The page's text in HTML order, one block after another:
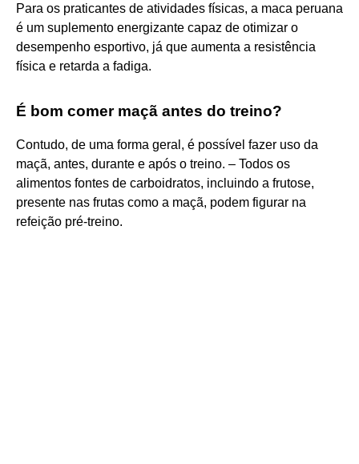
Para os praticantes de atividades físicas, a maca peruana
é um suplemento energizante capaz de otimizar o
desempenho esportivo, já que aumenta a resistência
física e retarda a fadiga.
É bom comer maçã antes do treino?
Contudo, de uma forma geral, é possível fazer uso da
maçã, antes, durante e após o treino. – Todos os
alimentos fontes de carboidratos, incluindo a frutose,
presente nas frutas como a maçã, podem figurar na
refeição pré-treino.